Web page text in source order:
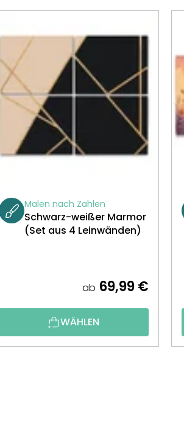
Malen nach Zahlen
Schwarz-weißer Marmor
(Set aus 4 Leinwänden)
ab 69,99 €
WÄHLEN